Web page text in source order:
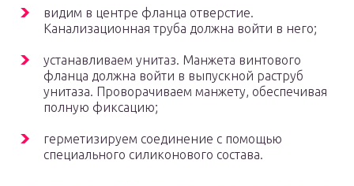
видим в центре фланца отверстие.
Канализационная труба должна войти в него;
устанавливаем унитаз. Манжета винтового
фланца должна войти в выпускной раструб
унитаза. Проворачиваем манжету, обеспечивая
полную фиксацию;
герметизируем соединение с помощью
специального силиконового состава.